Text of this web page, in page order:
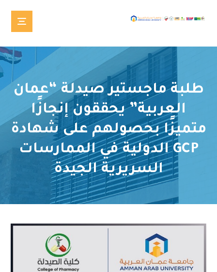
طلبة ماجستير صيدلة “عمان
العربية” يحققون إنجازًا
متميزًا بحصولهم على شهادة
GCP الدولية في الممارسات
السريرية الجيدة